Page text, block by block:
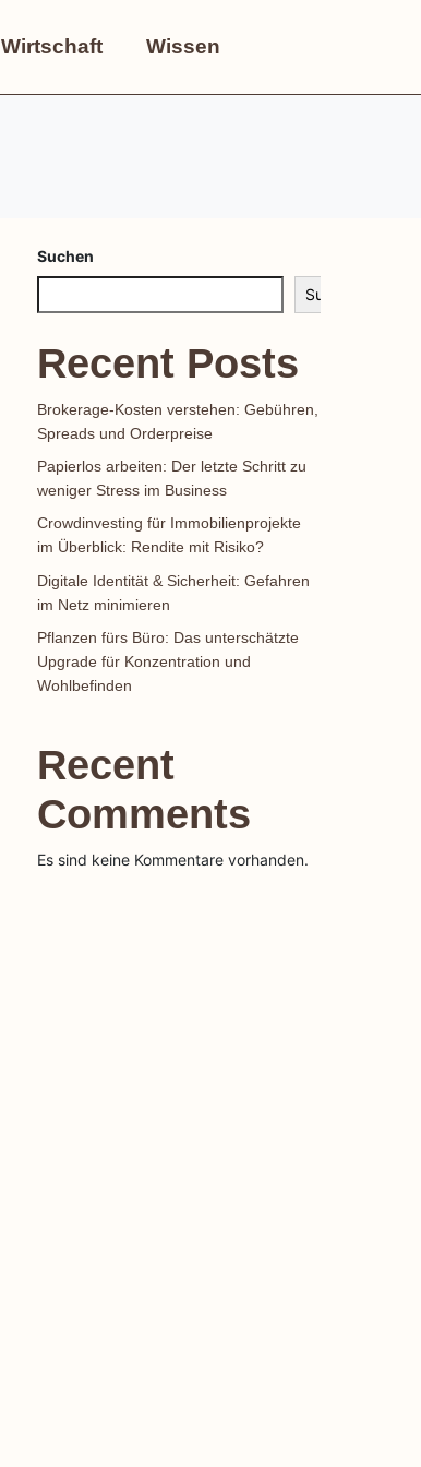
Wirtschaft Wissen
Suchen
Suchen
Recent Posts
Brokerage-Kosten verstehen: Gebühren,
Spreads und Orderpreise
Papierlos arbeiten: Der letzte Schritt zu
weniger Stress im Business
Crowdinvesting für Immobilienprojekte
im Überblick: Rendite mit Risiko?
Digitale Identität & Sicherheit: Gefahren
im Netz minimieren
Pflanzen fürs Büro: Das unterschätzte
Upgrade für Konzentration und
Wohlbefinden
Recent
Comments
Es sind keine Kommentare vorhanden.